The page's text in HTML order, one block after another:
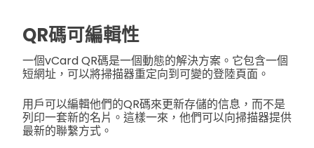
QR碼可編輯性
一個vCard QR碼是一個動態的解決方案。它包含一個
短網址，可以將掃描器重定向到可變的登陸頁面。
用戶可以編輯他們的QR碼來更新存儲的信息，而不是
列印一套新的名片。這樣一來，他們可以向掃描器提供
最新的聯繫方式。